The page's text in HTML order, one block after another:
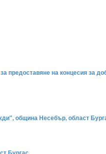
предоставяне на концесия за
община Несебър, област